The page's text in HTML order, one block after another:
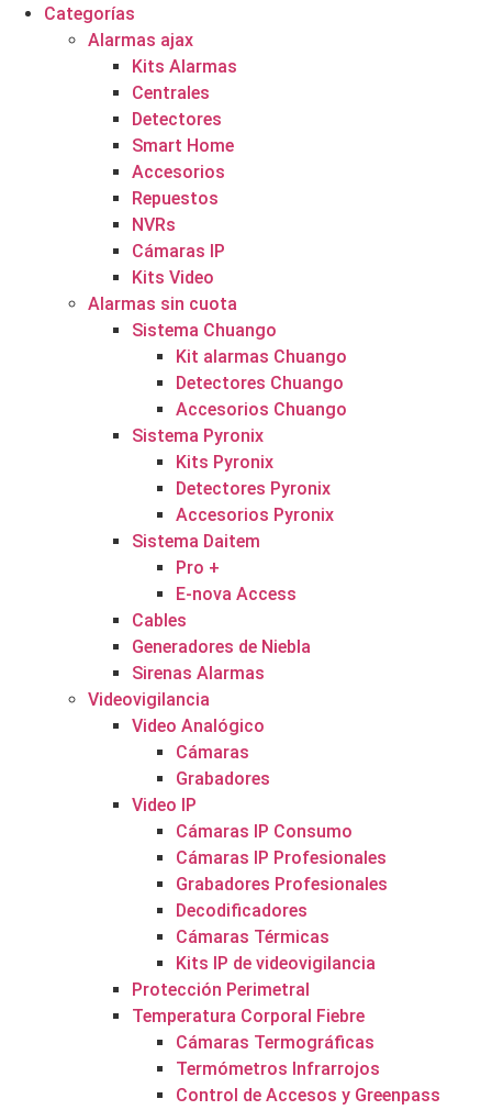
Categorías
Alarmas ajax
Kits Alarmas
Centrales
Detectores
Smart Home
Accesorios
Repuestos
NVRs
Cámaras IP
Kits Video
Alarmas sin cuota
Sistema Chuango
Kit alarmas Chuango
Detectores Chuango
Accesorios Chuango
Sistema Pyronix
Kits Pyronix
Detectores Pyronix
Accesorios Pyronix
Sistema Daitem
Pro +
E-nova Access
Cables
Generadores de Niebla
Sirenas Alarmas
Videovigilancia
Video Analógico
Cámaras
Grabadores
Video IP
Cámaras IP Consumo
Cámaras IP Profesionales
Grabadores Profesionales
Decodificadores
Cámaras Térmicas
Kits IP de videovigilancia
Protección Perimetral
Temperatura Corporal Fiebre
Cámaras Termográficas
Termómetros Infrarrojos
Control de Accesos y Greenpass